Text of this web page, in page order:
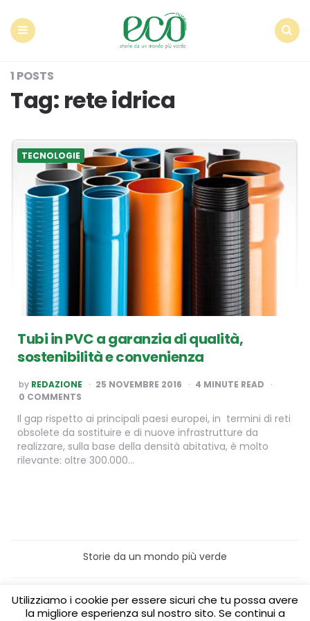
1 POSTS
Tag: rete idrica
TECNOLOGIE
Tubi in PVC a garanzia di qualità,
sostenibilità e convenienza
POSTED
BY
by REDAZIONE 25 NOVEMBRE 2016 4 MINUTE READ
0 COMMENTS
Il gap rispetto ai principali paesi europei, in termini di reti
obsolete da sostituire e di nuove infrastrutture da
realizzare, sulla base della densità abitativa, è molto
rilevante: oltre 300.000…
Storie da un mondo più verde
Home
Turismo sostenibile
Laboratori/Visite per le scuole
Green content per aziende Media Partner
Utilizziamo i cookie per essere sicuri che tu possa avere
la migliore esperienza sul nostro sito. Se continui a